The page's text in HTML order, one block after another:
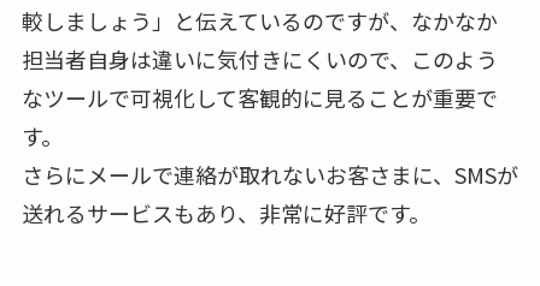
較しましょう」と伝えているのですが、なかなか
担当者自身は違いに気付きにくいので、このよう
なツールで可視化して客観的に見ることが重要で
す。
さらにメールで連絡が取れないお客さまに、SMSが
送れるサービスもあり、非常に好評です。